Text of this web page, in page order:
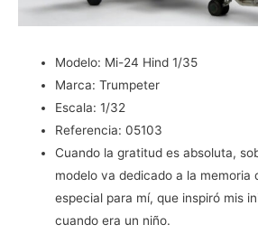
Modelo: Mi-24 Hind 1/35
Marca: Trumpeter
Escala: 1/32
Referencia: 05103
Cuando la gratitud es absoluta,
modelo va dedicado a la memoria
especial para mí, que inspiró mis
cuando era un niño.